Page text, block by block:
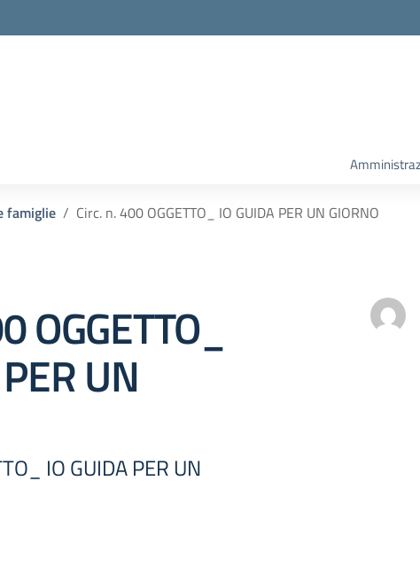
famiglie Circ. n. 400 OGGETTO_ IO GUIDA PER UN GIORNO
OGGETTO_
UN
IO GUIDA PER UN